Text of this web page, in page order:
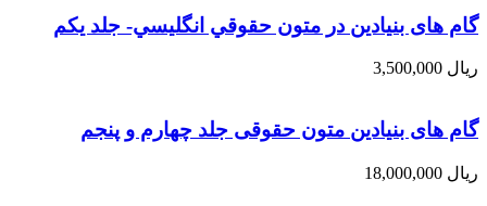
گام های بنیادین در متون حقوقي انگليسي- جلد يكم
ریال
گام های بنیادین متون حقوقی جلد چهارم و پنجم
ریال